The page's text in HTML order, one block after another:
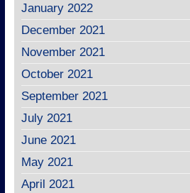
January 2022
December 2021
November 2021
October 2021
September 2021
July 2021
June 2021
May 2021
April 2021